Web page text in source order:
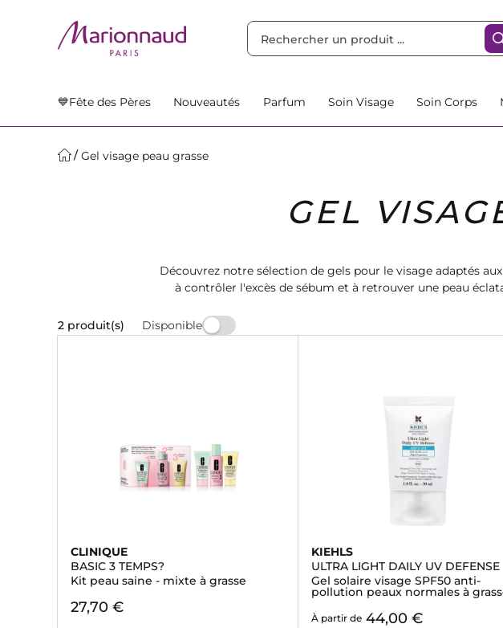
💙Fête des Pères Nouveautés Parfum Soin Visage Soin Corps
Gel visage peau grasse
GEL
Découvrez notre sélection de gels pour le visage adaptés
à contrôler l'excès de sébum et à retrouver une peau
2 produit(s) Disponible
CLINIQUE
BASIC 3 TEMPS?
Kit peau saine - mixte à grasse
27,70 €
KIEHLS
ULTRA LIGHT DAILY UV DEFENSE
Gel solaire visage SPF50 anti-
pollution peaux normales à
À partir de 44,00 €